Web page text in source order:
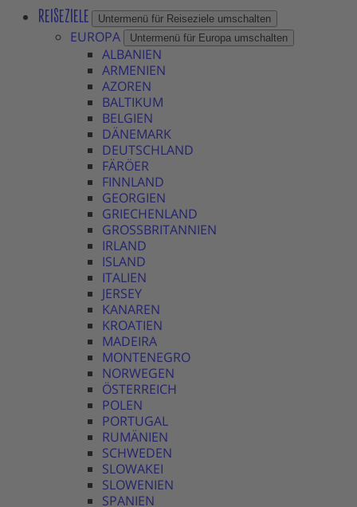
REISEZIELE Untermenü für Reiseziele umschalten
EUROPA Untermenü für Europa umschalten
ALBANIEN
ARMENIEN
AZOREN
BALTIKUM
BELGIEN
DÄNEMARK
DEUTSCHLAND
FÄRÖER
FINNLAND
GEORGIEN
GRIECHENLAND
GROSSBRITANNIEN
IRLAND
ISLAND
ITALIEN
JERSEY
KANAREN
KROATIEN
MADEIRA
MONTENEGRO
NORWEGEN
ÖSTERREICH
POLEN
PORTUGAL
RUMÄNIEN
SCHWEDEN
SLOWAKEI
SLOWENIEN
SPANIEN